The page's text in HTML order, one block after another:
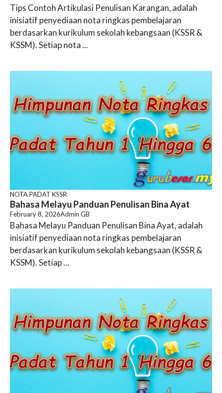
Tips Contoh Artikulasi Penulisan Karangan, adalah
inisiatif penyediaan nota ringkas pembelajaran
berdasarkan kurikulum sekolah kebangsaan (KSSR &
KSSM). Setiap nota ...
NOTA PADAT KSSR
Bahasa Melayu Panduan Penulisan Bina Ayat
February 8, 2026Admin GB
Bahasa Melayu Panduan Penulisan Bina Ayat, adalah
inisiatif penyediaan nota ringkas pembelajaran
berdasarkan kurikulum sekolah kebangsaan (KSSR &
KSSM). Setiap ...